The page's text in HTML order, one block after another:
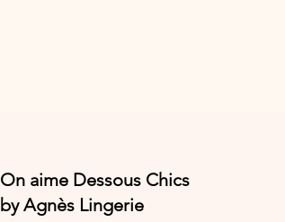
On aime Dessous Chics
by Agnès Lingerie